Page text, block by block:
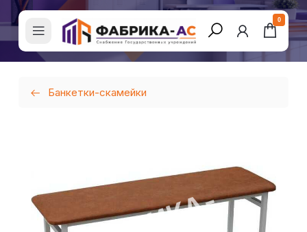
0
Банкетки-скамейки